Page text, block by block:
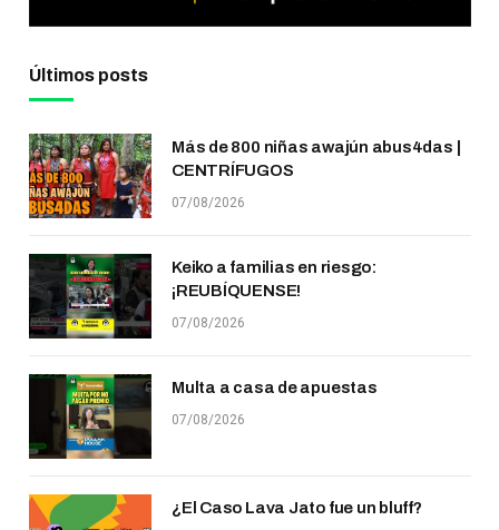
Últimos posts
Más de 800 niñas awajún abus4das |
CENTRÍFUGOS
07/08/2026
Keiko a familias en riesgo:
¡REUBÍQUENSE!
07/08/2026
Multa a casa de apuestas
07/08/2026
¿El Caso Lava Jato fue un bluff?